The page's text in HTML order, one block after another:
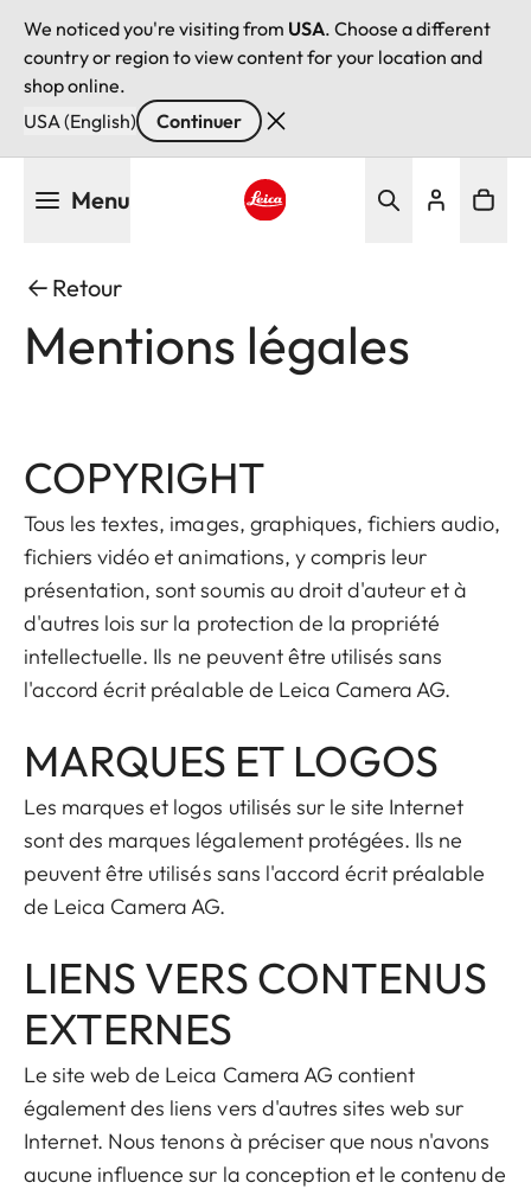
We noticed you're visiting from USA. Choose a different
country or region to view content for your location and
shop online.
USA (English)
Continuer
Menu
Retour
Mentions légales
COPYRIGHT
Tous les textes, images, graphiques, fichiers audio,
fichiers vidéo et animations, y compris leur
présentation, sont soumis au droit d'auteur et à
d'autres lois sur la protection de la propriété
intellectuelle. Ils ne peuvent être utilisés sans
l'accord écrit préalable de Leica Camera AG.
MARQUES ET LOGOS
Les marques et logos utilisés sur le site Internet
sont des marques légalement protégées. Ils ne
peuvent être utilisés sans l'accord écrit préalable
de Leica Camera AG.
LIENS VERS CONTENUS
EXTERNES
Le site web de Leica Camera AG contient
également des liens vers d'autres sites web sur
Internet. Nous tenons à préciser que nous n'avons
aucune influence sur la conception et le contenu de